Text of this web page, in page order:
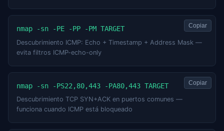
nmap -sn -PE -PP -PM TARGET
Descubrimiento ICMP: Echo + Timestamp + Address Mask —
evita filtros ICMP-echo-only
Copiar
nmap -sn -PS22,80,443 -PA80,443 TARGET
Descubrimiento TCP SYN+ACK en puertos comunes —
funciona cuando ICMP está bloqueado
Copiar